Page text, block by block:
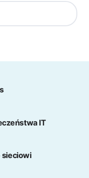
IT
sieciowi